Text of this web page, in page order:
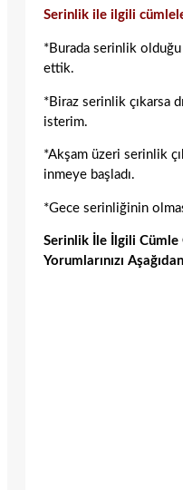
Serinlik ile ilgili
*Burada serinlik
ettik.
*Biraz serinlik çıkarsa
isterim.
*Akşam üzeri serinlik
inmeye başladı.
*Gece serinliğinin
Serinlik İle İlgili Cümle
Yorumlarınızı